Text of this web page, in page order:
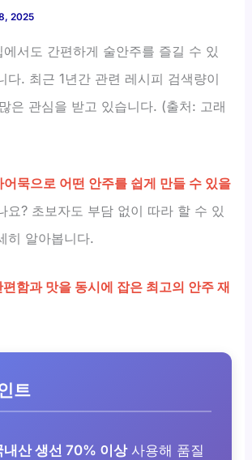
2025
서도 간편하게 술안주를 즐길 수 있
다. 최근 1년간 관련 레시피 검색량이
은 관심을 받고 있습니다. (출처: 고래
어묵으로 어떤 안주를 쉽게 만들 수 있을
요? 초보자도 부담 없이 따라 할 수 있
히 알아봅니다.
함과 맛을 동시에 잡은 최고의 안주 재
트
내산 생선 70% 이상사용해 품질